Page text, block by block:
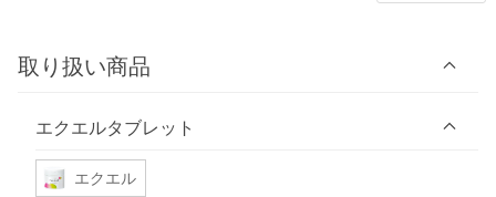
取り扱い商品
エクエルタブレット
エクエル